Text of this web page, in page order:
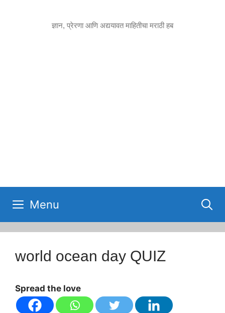
ज्ञान, प्रेरणा आणि अद्ययावत माहितीचा मराठी हब
Menu
world ocean day QUIZ
Spread the love